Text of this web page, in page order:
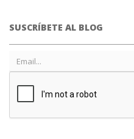
SUSCRÍBETE AL BLOG